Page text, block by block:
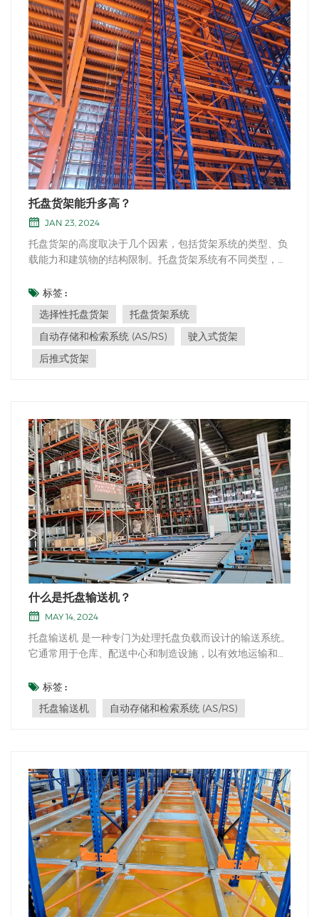
托盘货架能升多高？
JAN 23, 2024
托盘货架的高度取决于几个因素，包括货架系统的类型、负
载能力和建筑物的结构限制。托盘货架系统有不同类型，例
检索系统 (AS/RS)，每个都有自己的高度限制。 一般来说，
选择性托盘货架是最常见和最广泛使用的系统，通常可以达
到 40 英尺或更高的高度。然而，实际高...
标签 :
选择性托盘货架
托盘货架系统
自动存储和检索系统 (AS/RS)
驶入式货架
后推式货架
什么是托盘输送机？
MAY 14, 2024
托盘输送机 是一种专门为处理托盘负载而设计的输送系统。
它通常用于仓库、配送中心和制造设施，以有效地运输和分
理标准尺寸的托盘，通常尺寸为 40 英寸 x 48 英寸或 48 英
寸 x 48 英寸。输送机系统由一系列滚筒、链条或皮带组
成，用于沿预定路径移动托盘。 托盘输送...
标签 :
托盘输送机
自动存储和检索系统 (AS/RS)